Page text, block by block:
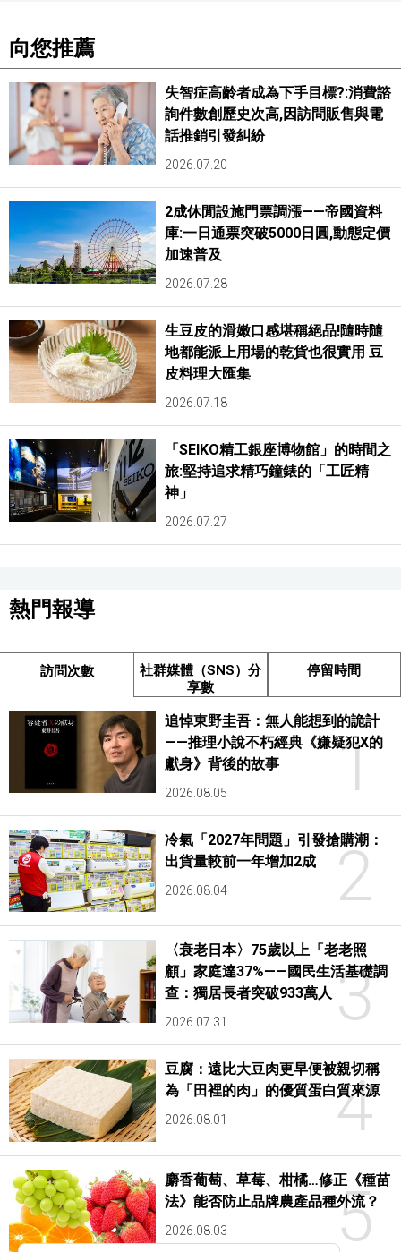
向您推薦
失智症高齡者成為下手目標?:消費諮
詢件數創歷史次高,因訪問販售與電
話推銷引發糾紛
2026.07.20
2成休閒設施門票調漲——帝國資料
庫:一日通票突破5000日圓,動態定價
加速普及
2026.07.28
生豆皮的滑嫩口感堪稱絕品!隨時隨
地都能派上用場的乾貨也很實用 豆
皮料理大匯集
2026.07.18
「SEIKO精工銀座博物館」的時間之
旅:堅持追求精巧鐘錶的「工匠精
神」
2026.07.27
熱門報導
訪問次數
社群媒體（SNS）分
享數
停留時間
1
追悼東野圭吾：無人能想到的詭計
——推理小說不朽經典《嫌疑犯X的
獻身》背後的故事
2026.08.05
2
冷氣「2027年問題」引發搶購潮：
出貨量較前一年增加2成
2026.08.04
3
〈衰老日本〉75歲以上「老老照
顧」家庭達37%——國民生活基礎調
查：獨居長者突破933萬人
2026.07.31
4
豆腐：遠比大豆肉更早便被親切稱
為「田裡的肉」的優質蛋白質來源
2026.08.01
5
麝香葡萄、草莓、柑橘…修正《種苗
法》能否防止品牌農產品種外流？
2026.08.03